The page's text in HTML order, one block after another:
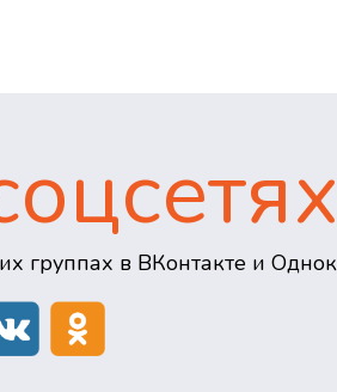
группах в ВКонтакте и